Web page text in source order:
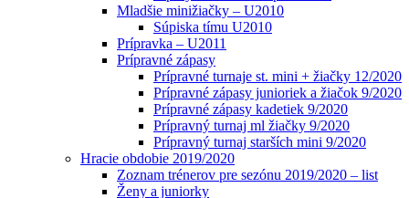
Mladšie minižiačky – U2010
Súpiska tímu U2010
Prípravka – U2011
Prípravné zápasy
Prípravné turnaje st. mini + žiačky 12/2020
Prípravné zápasy junioriek a žiačok 9/2020
Prípravné zápasy kadetiek 9/2020
Prípravný turnaj ml žiačky 9/2020
Prípravný turnaj starších mini 9/2020
Hracie obdobie 2019/2020
Zoznam trénerov pre sezónu 2019/2020 – list
Ženy a juniorky